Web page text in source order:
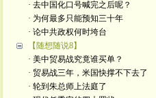
· 去中国化口号喊完之后呢？
· 为何最多只能预知三十年
· 论中共政权何时垮台
【随想随说8】
· 美中贸易战究竟谁买单？
· 贸易战三年，米国快撑不下去了
· 轮到朱总师上法庭了